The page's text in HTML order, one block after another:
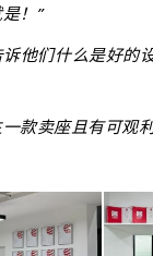
！”
他们什么是好的
款卖座且有可观